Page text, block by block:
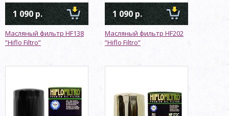
1 090 р.
Масляный фильтр HF138
”Hiflo Filtro”
1 090 р.
Масляный фильтр HF202
”Hiflo Filtro”